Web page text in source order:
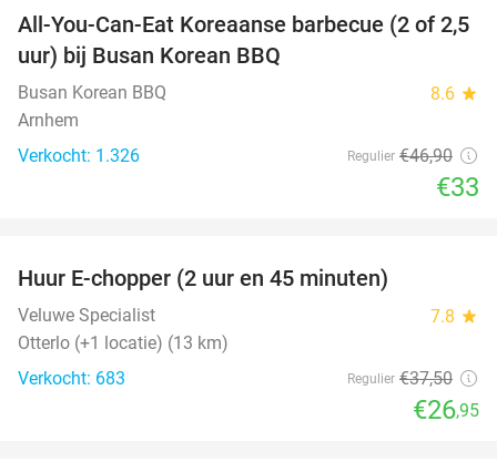
30%
All-You-Can-Eat Koreaanse barbecue (2 of 2,5
uur) bij Busan Korean BBQ
Busan Korean BBQ 8.6 star
Arnhem
Verkocht: 1.326
Regulier €46,90
€33
Huur E-chopper (2 uur en 45 minuten)
Veluwe Specialist 7.8 star
Otterlo (+1 locatie) (13 km)
Verkocht: 683
Regulier €37,50
€26,95